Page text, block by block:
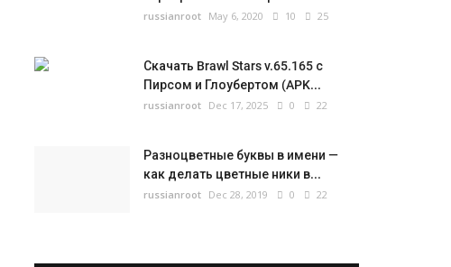
russianroot May 6, 2020 10 25
Скачать Brawl Stars v.65.165 с
Пирсом и Глоубертом (APK...
russianroot Dec 17, 2025 0 22
Разноцветные буквы в имени —
как делать цветные ники в...
russianroot Dec 28, 2019 0 22